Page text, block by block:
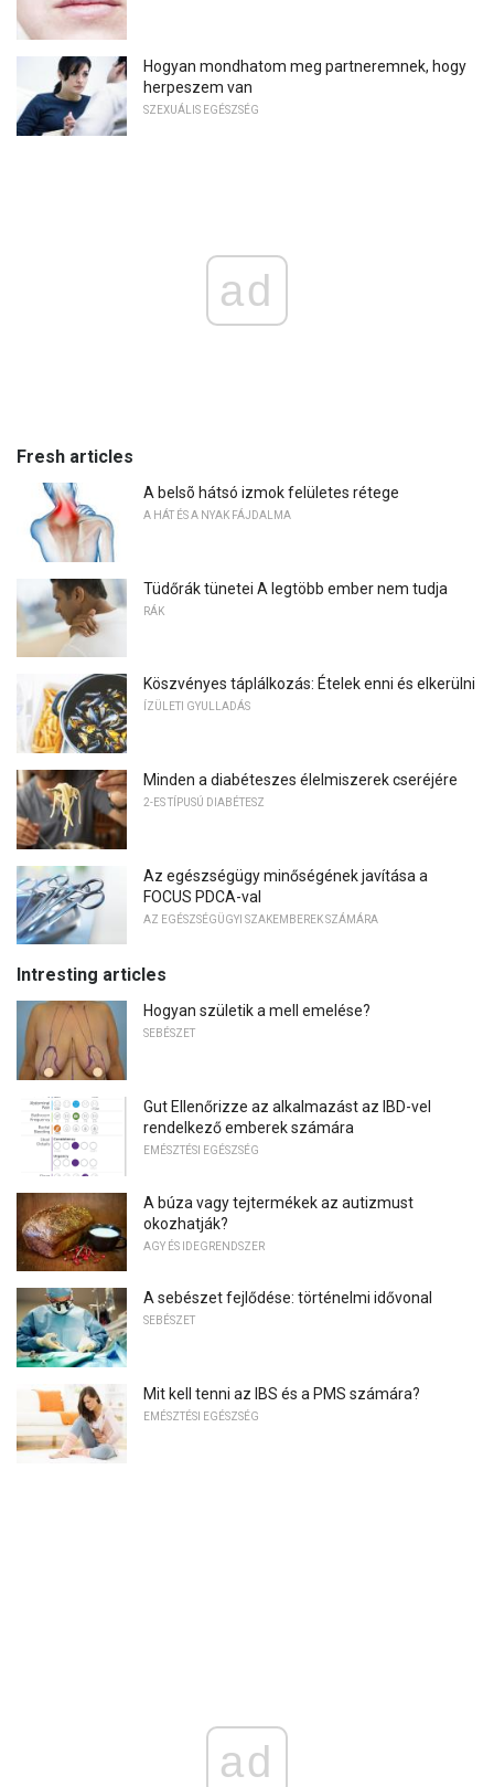
Hogyan mondhatom meg partneremnek, hogy
herpeszem van
SZEXUÁLIS EGÉSZSÉG
ad
Fresh articles
A belsõ hátsó izmok felületes rétege
A HÁT ÉS A NYAK FÁJDALMA
Tüdőrák tünetei A legtöbb ember nem tudja
RÁK
Köszvényes táplálkozás: Ételek enni és elkerülni
ÍZÜLETI GYULLADÁS
Minden a diabéteszes élelmiszerek cseréjére
2-ES TÍPUSÚ DIABÉTESZ
Az egészségügy minőségének javítása a
FOCUS PDCA-val
AZ EGÉSZSÉGÜGYI SZAKEMBEREK SZÁMÁRA
Intresting articles
Hogyan születik a mell emelése?
SEBÉSZET
Gut Ellenőrizze az alkalmazást az IBD-vel
rendelkező emberek számára
EMÉSZTÉSI EGÉSZSÉG
A búza vagy tejtermékek az autizmust
okozhatják?
AGY ÉS IDEGRENDSZER
A sebészet fejlődése: történelmi idővonal
SEBÉSZET
Mit kell tenni az IBS és a PMS számára?
EMÉSZTÉSI EGÉSZSÉG
ad